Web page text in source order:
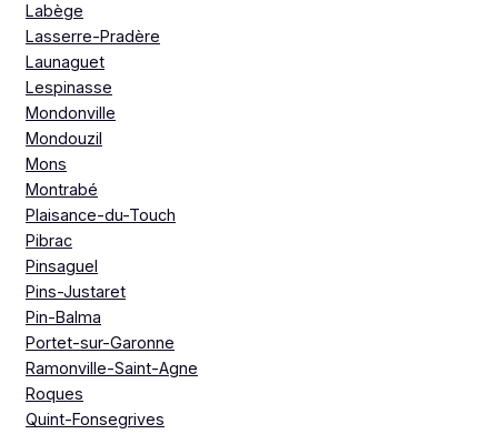
Labège
Lasserre-Pradère
Launaguet
Lespinasse
Mondonville
Mondouzil
Mons
Montrabé
Plaisance-du-Touch
Pibrac
Pinsaguel
Pins-Justaret
Pin-Balma
Portet-sur-Garonne
Ramonville-Saint-Agne
Roques
Quint-Fonsegrives